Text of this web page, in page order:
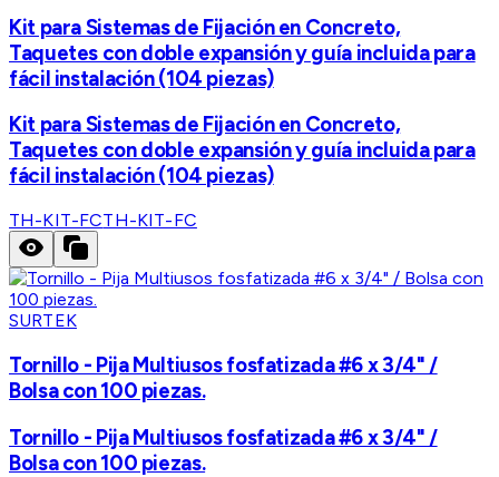
Kit para Sistemas de Fijación en Concreto,
Taquetes con doble expansión y guía incluida para
fácil instalación (104 piezas)
Kit para Sistemas de Fijación en Concreto,
Taquetes con doble expansión y guía incluida para
fácil instalación (104 piezas)
TH-KIT-FCTH-KIT-FC
SURTEK
Tornillo - Pija Multiusos fosfatizada #6 x 3/4" /
Bolsa con 100 piezas.
Tornillo - Pija Multiusos fosfatizada #6 x 3/4" /
Bolsa con 100 piezas.